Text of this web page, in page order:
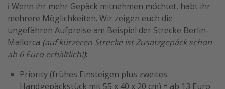
ℹ️ Wenn ihr mehr Gepäck mitnehmen möchtet, habt ihr
mehrere Möglichkeiten. Wir zeigen euch die
ungefähren Aufpreise am Beispiel der Strecke Berlin-
Mallorca (auf kürzeren Strecke ist Zusatzgepäck schon
ab 6 Euro erhältlich!):
Priority (frühes Einsteigen plus zweites
Handgepäckstück mit 55 x 40 x 20 cm) = ab 13 Euro